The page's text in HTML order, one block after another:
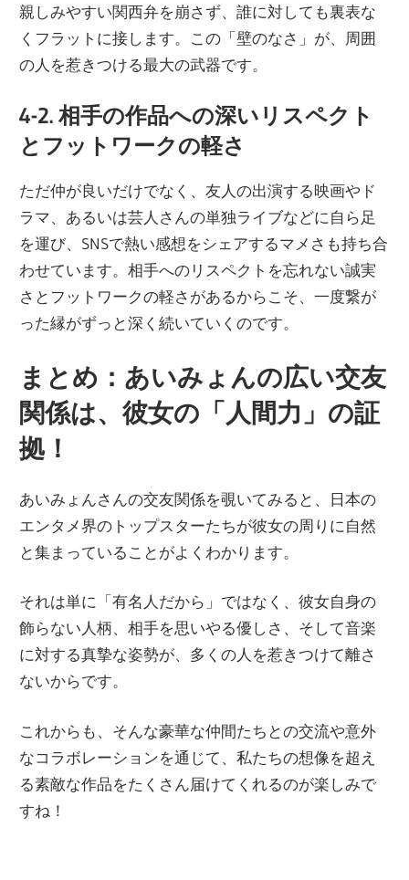
親しみやすい関西弁を崩さず、誰に対しても裏表な
くフラットに接します。この「壁のなさ」が、周囲
の人を惹きつける最大の武器です。
4-2. 相手の作品への深いリスペクト
とフットワークの軽さ
ただ仲が良いだけでなく、友人の出演する映画やド
ラマ、あるいは芸人さんの単独ライブなどに自ら足
を運び、SNSで熱い感想をシェアするマメさも持ち合
わせています。相手へのリスペクトを忘れない誠実
さとフットワークの軽さがあるからこそ、一度繋が
った縁がずっと深く続いていくのです。
まとめ：あいみょんの広い交友
関係は、彼女の「人間力」の証
拠！
あいみょんさんの交友関係を覗いてみると、日本の
エンタメ界のトップスターたちが彼女の周りに自然
と集まっていることがよくわかります。
それは単に「有名人だから」ではなく、彼女自身の
飾らない人柄、相手を思いやる優しさ、そして音楽
に対する真摯な姿勢が、多くの人を惹きつけて離さ
ないからです。
これからも、そんな豪華な仲間たちとの交流や意外
なコラボレーションを通じて、私たちの想像を超え
る素敵な作品をたくさん届けてくれるのが楽しみで
すね！